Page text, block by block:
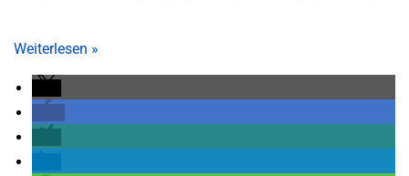
Weiterlesen »